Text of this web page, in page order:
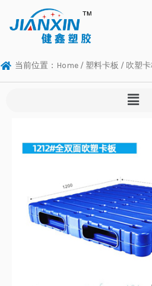
当前位置： Home / 塑料卡板 / 吹塑